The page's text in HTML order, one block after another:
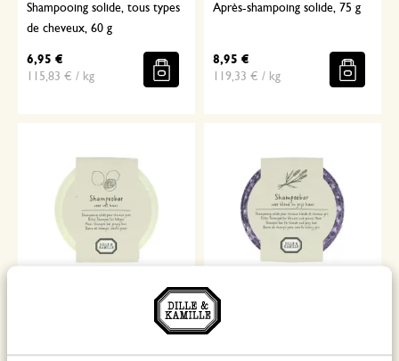
Shampooing solide, tous types
de cheveux, 60 g
6,95 €
115,83 € / kg
Après-shampoing solide, 75 g
8,95 €
119,33 € / kg
Shampooing solide, cheveux